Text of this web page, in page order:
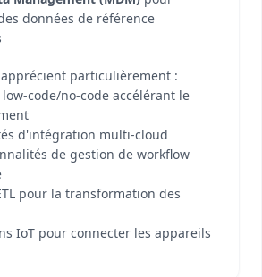
données de référence
particulièrement :
low-code/no-code accélérant le
d'intégration multi-cloud
de gestion de workflow
pour la transformation des
IoT pour connecter les appareils